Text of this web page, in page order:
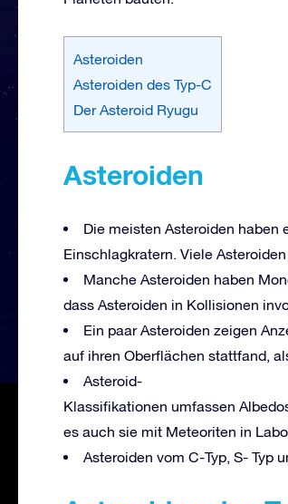
Asteroiden
Asteroiden des Typ-C
Der Asteroid Ryugu
Asteroiden
Die meisten Asteroiden haben
Einschlagkratern. Viele
Manche Asteroiden haben
dass Asteroiden in Kollisionen
Ein paar Asteroiden zeigen
auf ihren Oberflächen stattfand,
Asteroid-
Klassifikationen umfassen
es auch sie mit Meteoriten in
Asteroiden vom C-Typ, S- Typ